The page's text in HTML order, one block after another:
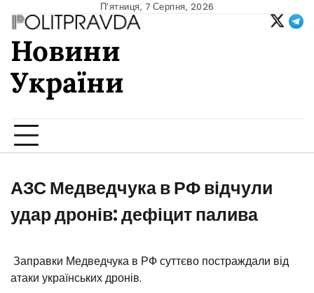
content
П’ятниця, 7 Серпня, 2026
Новини
України
АЗС Медведчука в РФ відчули
удар дронів: дефіцит палива
️ Заправки Медведчука в РФ суттєво постраждали від
атаки українських дронів.